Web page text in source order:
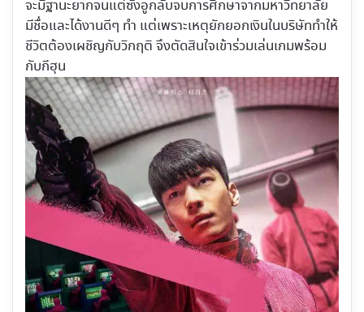
จะมีฐานะยากจนแต่ซังอูกลับจบการศึกษาจากมหาวิทยาลัย
มีชื่อและได้งานดีๆ ทำ แต่เพราะเหตุยักยอกเงินในบริษัททำให้
ชีวิตต้องเผชิญกับวิกฤติ จึงตัดสินใจเข้าร่วมเล่นเกมพร้อม
กับกีฮุน